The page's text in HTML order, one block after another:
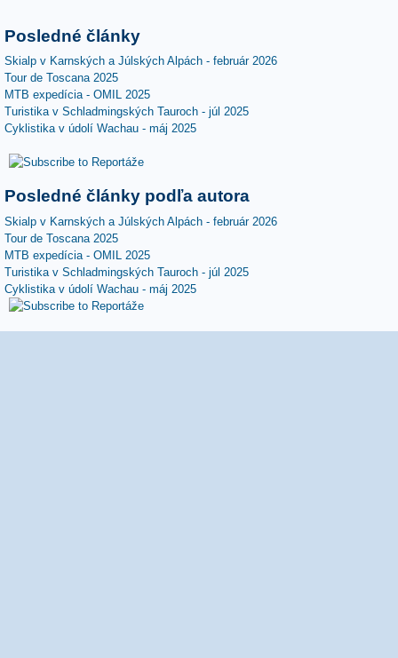
Posledné články
Skialp v Karnských a Júlských Alpách - február 2026
Tour de Toscana 2025
MTB expedícia - OMIL 2025
Turistika v Schladmingských Tauroch - júl 2025
Cyklistika v údolí Wachau - máj 2025
Posledné články podľa autora
Skialp v Karnských a Júlských Alpách - február 2026
Tour de Toscana 2025
MTB expedícia - OMIL 2025
Turistika v Schladmingských Tauroch - júl 2025
Cyklistika v údolí Wachau - máj 2025